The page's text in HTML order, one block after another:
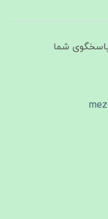
پاسخگوی شما